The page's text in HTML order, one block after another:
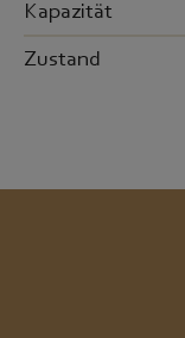
Kapazität
Zustand